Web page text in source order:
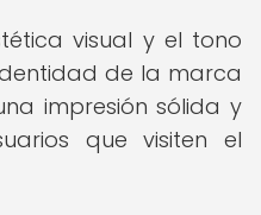
visual y el tono
de la marca
impresión sólida y
que visiten el